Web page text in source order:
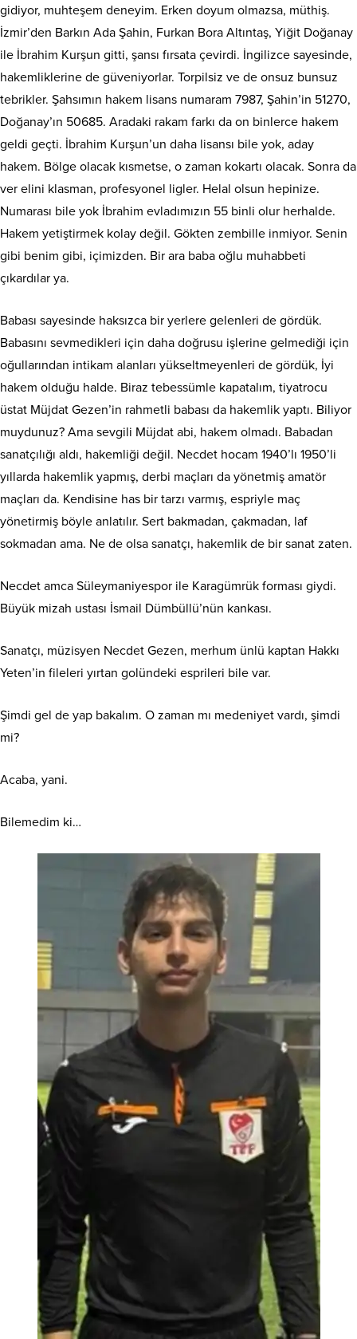
gidiyor, muhteşem deneyim. Erken doyum olmazsa, müthiş.
İzmir’den Barkın Ada Şahin, Furkan Bora Altıntaş, Yiğit Doğanay
ile İbrahim Kurşun gitti, şansı fırsata çevirdi. İngilizce sayesinde,
hakemliklerine de güveniyorlar. Torpilsiz ve de onsuz bunsuz
tebrikler. Şahsımın hakem lisans numaram 7987, Şahin’in 51270,
Doğanay’ın 50685. Aradaki rakam farkı da on binlerce hakem
geldi geçti. İbrahim Kurşun’un daha lisansı bile yok, aday
hakem. Bölge olacak kısmetse, o zaman kokartı olacak. Sonra da
ver elini klasman, profesyonel ligler. Helal olsun hepinize.
Numarası bile yok İbrahim evladımızın 55 binli olur herhalde.
Hakem yetiştirmek kolay değil. Gökten zembille inmiyor. Senin
gibi benim gibi, içimizden. Bir ara baba oğlu muhabbeti
çıkardılar ya.
Babası sayesinde haksızca bir yerlere gelenleri de gördük.
Babasını sevmedikleri için daha doğrusu işlerine gelmediği için
oğullarından intikam alanları yükseltmeyenleri de gördük, İyi
hakem olduğu halde. Biraz tebessümle kapatalım, tiyatrocu
üstat Müjdat Gezen’in rahmetli babası da hakemlik yaptı. Biliyor
muydunuz? Ama sevgili Müjdat abi, hakem olmadı. Babadan
sanatçılığı aldı, hakemliği değil. Necdet hocam 1940’lı 1950’li
yıllarda hakemlik yapmış, derbi maçları da yönetmiş amatör
maçları da. Kendisine has bir tarzı varmış, espriyle maç
yönetirmiş böyle anlatılır. Sert bakmadan, çakmadan, laf
sokmadan ama. Ne de olsa sanatçı, hakemlik de bir sanat zaten.
Necdet amca Süleymaniyespor ile Karagümrük forması giydi.
Büyük mizah ustası İsmail Dümbüllü’nün kankası.
Sanatçı, müzisyen Necdet Gezen, merhum ünlü kaptan Hakkı
Yeten’in fileleri yırtan golündeki esprileri bile var.
Şimdi gel de yap bakalım. O zaman mı medeniyet vardı, şimdi
mi?
Acaba, yani.
Bilemedim ki…